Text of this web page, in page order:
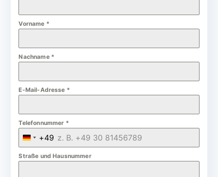
Vorname *
Nachname *
E-Mail-Adresse *
Telefonnummer *
G
e
+49
Straße und Hausnummer